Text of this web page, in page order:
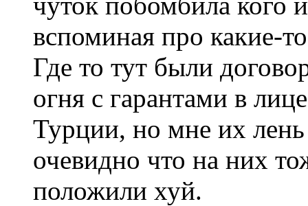
вспоминая про какие-
Где то тут были
огня с гарантами в
Турции, но мне их
очевидно что на них
положили хуй.